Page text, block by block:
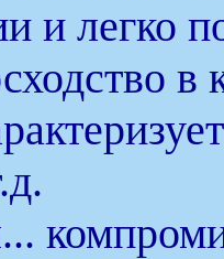
и легко
в